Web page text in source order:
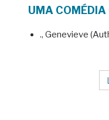
UMA
., Genevieve